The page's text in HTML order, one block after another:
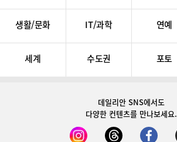
생활/문화 IT/과학 연예
세계 수도권 포토
데일리안 SNS에서도
다양한 컨텐츠를 만나보세요.